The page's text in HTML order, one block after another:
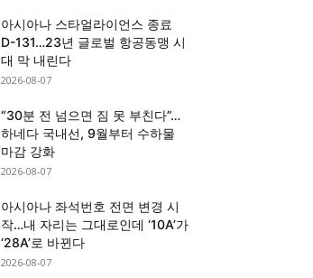
아시아나 스타얼라이언스 종료
D-131…23년 글로벌 항공동맹 시
대 막 내린다
2026-08-07
“30분 전 넘으면 짐 못 부친다”…
하네다 국내선, 9월부터 수하물
마감 강화
2026-08-07
아시아나 좌석번호 전면 변경 시
작…내 자리는 그대로인데 ‘10A’가
‘28A’로 바뀐다
2026-08-07